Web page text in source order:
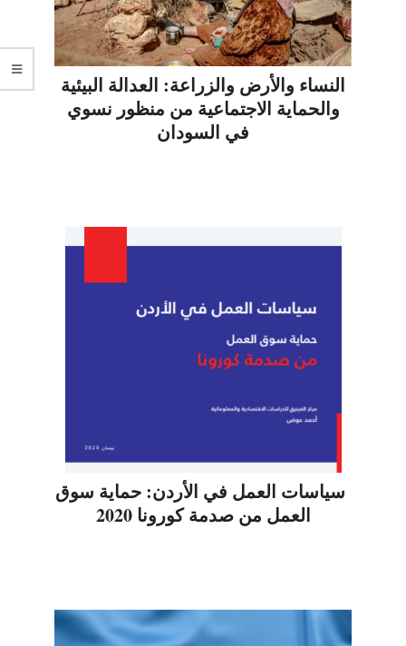
النساء والأرض والزراعة: العدالة البيئية
والحماية الاجتماعية من منظور نسوي
في السودان
سياسات العمل في الأردن: حماية سوق
العمل من صدمة كورونا 2020